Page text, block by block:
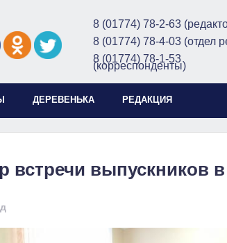
8 (01774) 78-2-63
8 (01774) 78-4-03 (отдел
8 (01774) 78-1-53
(корреспонденты)
ДЕРЕВЕНЬКА РЕДАКЦИЯ
встречи